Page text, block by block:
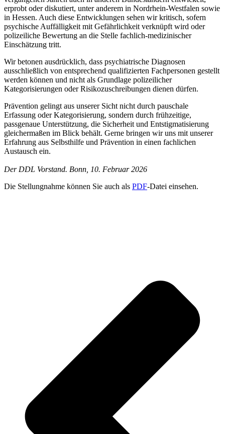
erprobt oder diskutiert, unter anderem in Nordrhein-Westfalen sowie
in Hessen. Auch diese Entwicklungen sehen wir kritisch, sofern
psychische Auffälligkeit mit Gefährlichkeit verknüpft wird oder
polizeiliche Bewertung an die Stelle fachlich-medizinischer
Einschätzung tritt.
Wir betonen ausdrücklich, dass psychiatrische Diagnosen
ausschließlich von entsprechend qualifizierten Fachpersonen gestellt
werden können und nicht als Grundlage polizeilicher
Kategorisierungen oder Risikozuschreibungen dienen dürfen.
Prävention gelingt aus unserer Sicht nicht durch pauschale
Erfassung oder Kategorisierung, sondern durch frühzeitige,
passgenaue Unterstützung, die Sicherheit und Entstigmatisierung
gleichermaßen im Blick behält. Gerne bringen wir uns mit unserer
Erfahrung aus Selbsthilfe und Prävention in einen fachlichen
Austausch ein.
Der DDL Vorstand. Bonn, 10. Februar 2026
Die Stellungnahme können Sie auch als PDF-Datei einsehen.